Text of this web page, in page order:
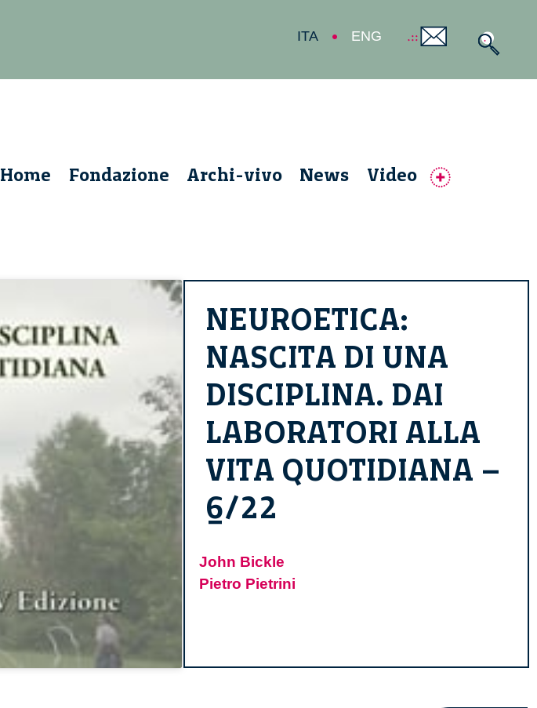
ITA ENG
Home Fondazione Archi-vivo News Video
NEUROETICA:
NASCITA DI UNA
DISCIPLINA. DAI
LABORATORI ALLA
VITA QUOTIDIANA –
6/22
John Bickle
Pietro Pietrini